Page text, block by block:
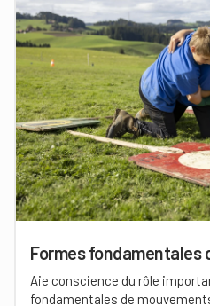
Formes fondamentales
Aie conscience du rôle
fondamentales de